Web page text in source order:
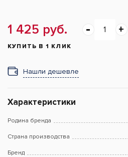
1 425 руб.
КУПИТЬ В 1 КЛИК
Нашли дешевле
Характеристики
Родина бренда
Страна производства
Бренд